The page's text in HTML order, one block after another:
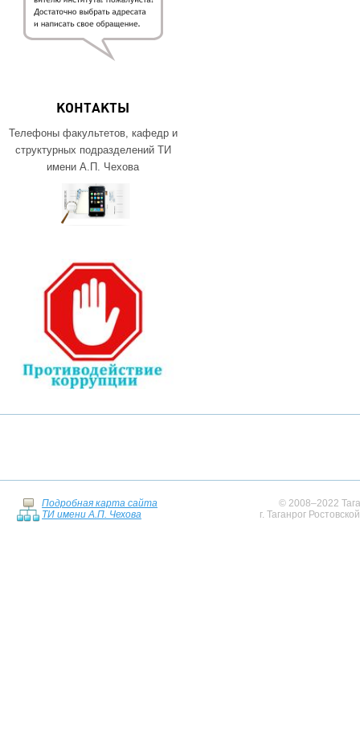
КОНТАКТЫ
Телефоны факультетов, кафедр и
структурных подразделений ТИ
имени А.П. Чехова
Подробная карта сайта
ТИ имени А.П. Чехова
© 2008–2022
г. Таганрог